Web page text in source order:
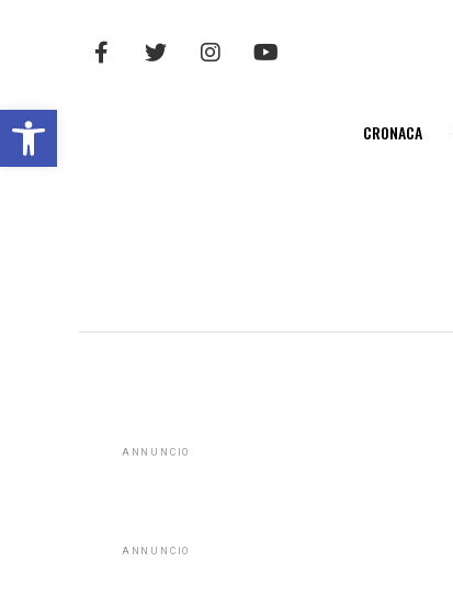
Open toolbar CRONACA
ANNUNCIO
ANNUNCIO